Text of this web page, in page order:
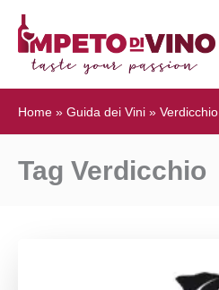
Home » Guida dei Vini » Verdicchio
Tag Verdicchio